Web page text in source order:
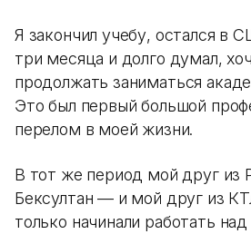
Я закончил учебу, остался в
три месяца и долго думал,
продолжать заниматься
Это был первый большой
перелом в моей жизни.
В тот же период мой друг
Бексултан — и мой друг из
только начинали работать